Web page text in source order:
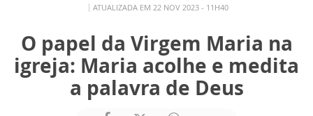
ATUALIZADA EM 22 NOV 2023 - 11H40
O papel da Virgem Maria na
igreja: Maria acolhe e medita
a palavra de Deus